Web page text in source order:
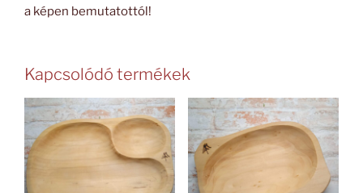
a képen bemutatottól!
Kapcsolódó termékek